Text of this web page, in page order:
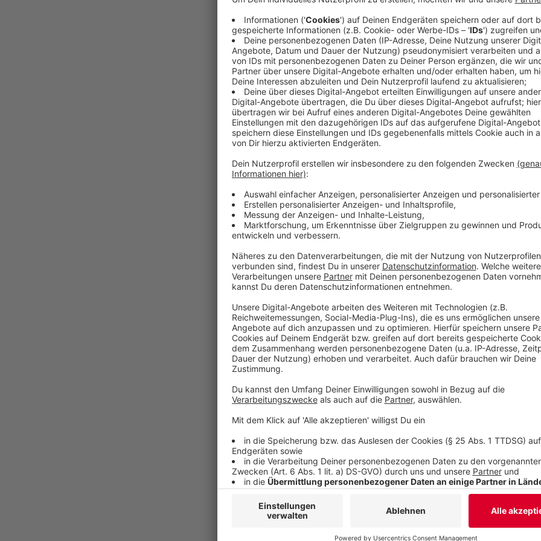
Die neue Single von Nico Santos hat einen
damit auf sich hat, hat der deutsche Popstar
erzählt. Die beiden unterhalten sich über das
wie über viele andere Themen im langen Interview.
Erkrankung überstanden hat, stand bei uns Rede
Gespräch anhören.
Anzeige
Jürgen Bangert
Jürgen Bangert im Interview
Anzeige
Wir benötigen Ihre
den YouTube
laden!
Wir verwenden einen
Drittanbieters, um
einzubetten. Dieser
Ihren Aktivitäten
die Details durch und
Nutzung des Service zu,
anzusehen.
Mehr
"Number 1" ist die neue Single von Nico Santos.
tatsächlich von ChatGPT schreiben lassen.